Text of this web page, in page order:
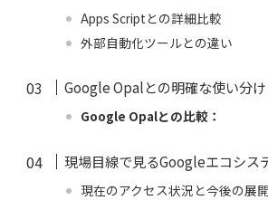
Apps Scriptとの詳細比較
外部自動化ツールとの違い
Google Opalとの明確な使い分け
Google Opalとの比較：
現場目線で見るGoogleエコシス
現在のアクセス状況と今後の展